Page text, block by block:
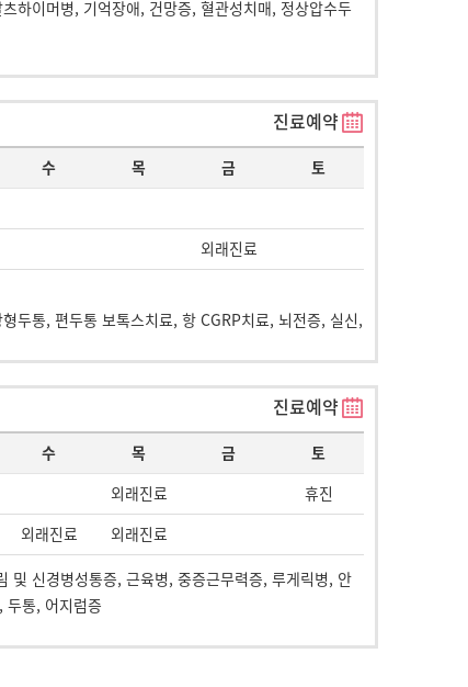
하이머병, 기억장애, 건망증, 혈관성치매, 정상압수두
진료예약
수 목 금 토
외래진료
두통, 편두통 보톡스치료, 항 CGRP치료, 뇌전증, 실신,
진료예약
수 목 금 토
외래진료 휴진
외래진료 외래진료
및 신경병성통증, 근육병, 중증근무력증, 루게릭병, 안
두통, 어지럼증